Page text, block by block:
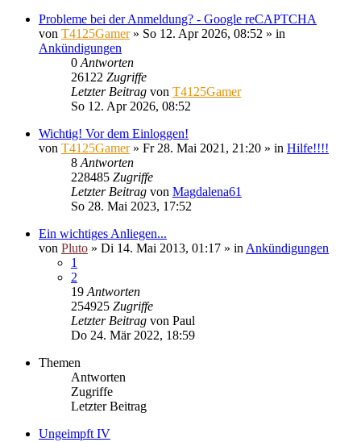
Probleme bei der Anmeldung? - Google reCAPTCHA
von T4125Gamer» So 12. Apr 2026, 08:52 » in
Ankündigungen
0 Antworten
26122 Zugriffe
Letzter Beitrag von T4125Gamer
So 12. Apr 2026, 08:52
Wichtig! Vor dem Einloggen!
von T4125Gamer» Fr 28. Mai 2021, 21:20 » in Hilfe!!!!
8 Antworten
228485 Zugriffe
Letzter Beitrag von Magdalena61
So 28. Mai 2023, 17:52
Ein wichtiges Anliegen...
von Pluto » Di 14. Mai 2013, 01:17 » in Ankündigungen
1
2
19 Antworten
254925 Zugriffe
Letzter Beitrag von Paul
Do 24. Mär 2022, 18:59
Themen
Antworten
Zugriffe
Letzter Beitrag
Ungeimpft IV